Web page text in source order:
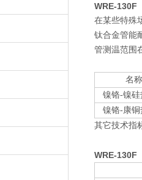
WRE-130F
在某些特殊
钛合金管能
管测温范围
名称
镍铬-镍硅
镍铬-康铜
其它技术指
WRE-130F